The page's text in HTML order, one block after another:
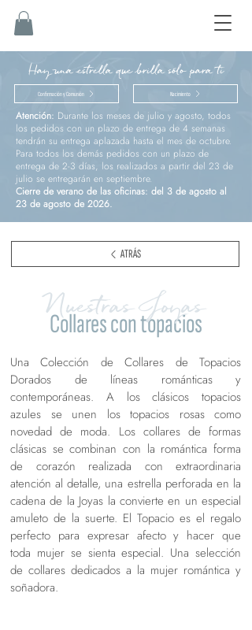
Hay una estrella que brilla sólo para ti
Confirmación y Comunión Nacimiento
Atención: Durante los meses de julio y agosto, todos
los pedidos con un plazo de entrega de 4 semanas
tendrán su entrega aplazada hasta el mes de octubre.
Para todos los demás pedidos con un plazo de
entrega de 2-3 días, los realizados a partir del 23 de
julio se entregarán en septiembre.
Cierre de verano de las oficinas: del 3 de agosto al
23 de agosto de 2026.
ATRÁS
Collares con topacios
Nuestras Joyas
Una Colección de Collares de Topacios
Dorados de líneas románticas y
contemporáneas. A los clásicos topacios
azules se unen los topacios rosas como
novedad de moda. Los collares de formas
clásicas se combinan con la romántica forma
de corazón realizada con extraordinaria
atención al detalle, una estrella perforada en la
cadena de la Joyas la convierte en un especial
amuleto de la suerte. El Topacio es el regalo
perfecto para expresar afecto y hacer que
toda mujer se sienta especial. Una selección
de collares dedicados a la mujer romántica y
soñadora.